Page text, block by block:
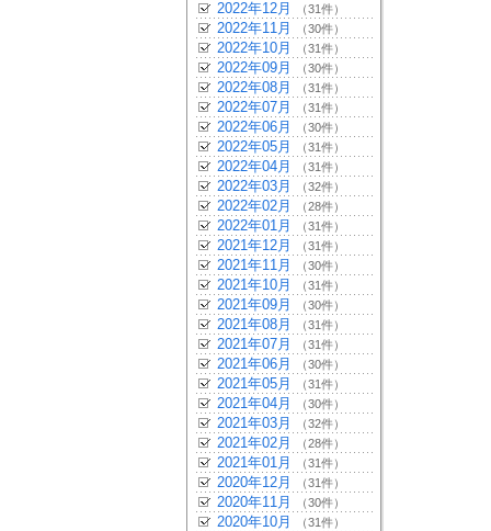
2022年12月 （31件）
2022年11月 （30件）
2022年10月 （31件）
2022年09月 （30件）
2022年08月 （31件）
2022年07月 （31件）
2022年06月 （30件）
2022年05月 （31件）
2022年04月 （31件）
2022年03月 （32件）
2022年02月 （28件）
2022年01月 （31件）
2021年12月 （31件）
2021年11月 （30件）
2021年10月 （31件）
2021年09月 （30件）
2021年08月 （31件）
2021年07月 （31件）
2021年06月 （30件）
2021年05月 （31件）
2021年04月 （30件）
2021年03月 （32件）
2021年02月 （28件）
2021年01月 （31件）
2020年12月 （31件）
2020年11月 （30件）
2020年10月 （31件）